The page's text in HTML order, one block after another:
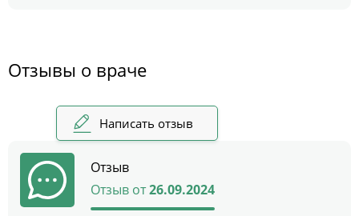
Отзывы о враче
Написать отзыв
Отзыв
Отзыв от26.09.2024